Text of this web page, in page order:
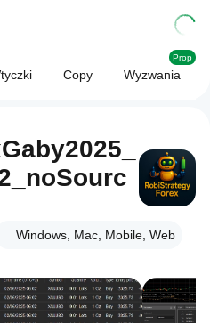
Copy Wyzwania
Prop
Windows, Mac, Mobile, Web